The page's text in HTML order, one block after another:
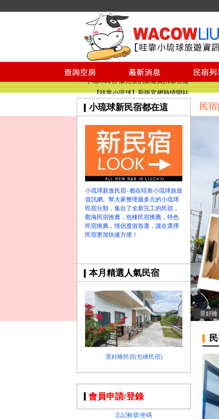
小琉球民宿空房
小琉球民宿
小琉球民宿推薦
【小琉球民宿特約】東港停車場!!看這邊
小琉球民宿 最完整的旅遊資訊都在這
【哇靠小琉球】新版官網熱情開站
【哇靠小琉球粉絲團】即時動態!!
小琉球民宿空房
小琉球民宿
小琉球民宿推薦
【小琉球民宿特約】東港停車場!!看這邊
小琉球民宿 最完整的旅遊資訊都在這
【哇靠小琉球】新版官網熱情開站
【哇靠小琉球粉絲團】即時動態!!
小琉球新民宿都在這
小琉球新進民宿- 都在哇靠小琉球旅遊
資訊網。幫大家整理最多元的小琉球
民宿分類，集合了全新完工的民宿，
觀海民宿推薦，包棟民宿推薦，特色
民宿推薦，情侶度假首選，讓在選擇
民宿更加快速方便！
本月精選人氣民宿
景好睡民宿(包棟民宿)
景好睡
民
會員申請/登錄
忘記帳號/密碼